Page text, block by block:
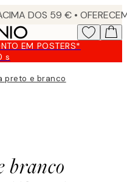
EM POSTERS*
s
preto e branco
branco